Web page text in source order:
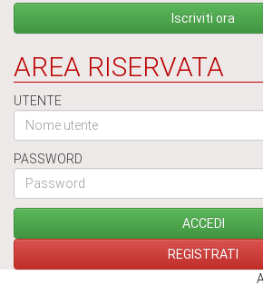
Iscriviti ora
AREA RISERVATA
UTENTE
PASSWORD